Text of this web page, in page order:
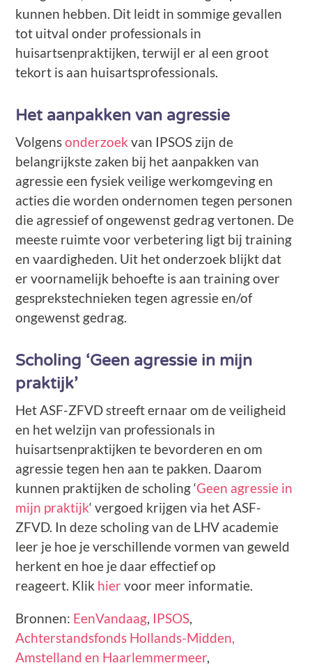
kunnen hebben. Dit leidt in sommige gevallen
tot uitval onder professionals in
huisartsenpraktijken, terwijl er al een groot
tekort is aan huisartsprofessionals.
Het aanpakken van agressie
Volgensonderzoekvan IPSOS zijn de
belangrijkste zaken bij het aanpakken van
agressie een fysiek veilige werkomgeving en
acties die worden ondernomen tegen personen
die agressief of ongewenst gedrag vertonen. De
meeste ruimte voor verbetering ligt bij training
en vaardigheden. Uit het onderzoek blijkt dat
er voornamelijk behoefte is aan training over
gesprekstechnieken tegen agressie en/of
ongewenst gedrag.
Scholing ‘Geen agressie in mijn
praktijk’
Het ASF-ZFVD streeft ernaar om de veiligheid
en het welzijn van professionals in
huisartsenpraktijken te bevorderen en om
agressie tegen hen aan te pakken. Daarom
kunnen praktijken de scholing ‘Geen agressie in
mijn praktijk‘ vergoed krijgen via het ASF-
ZFVD. In deze scholing van de LHV academie
leer je hoe je verschillende vormen van geweld
herkent en hoe je daar effectief op
reageert. Klik hiervoor meer informatie.
Bronnen: EenVandaag, IPSOS,
Achterstandsfonds Hollands-Midden,
Amstelland en Haarlemmermeer,